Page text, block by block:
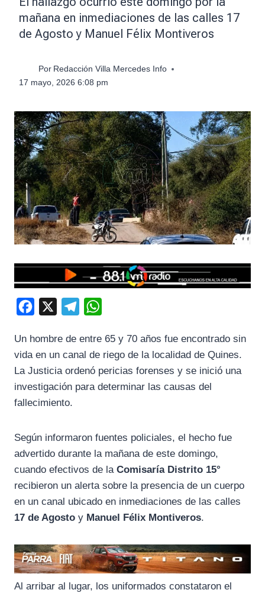
mañana en inmediaciones de las calles 17
de Agosto y Manuel Félix Montiveros
Por Redacción Villa Mercedes Info
17 mayo, 2026 6:08 pm
c
e
b
l
e
g
a
t
s
Un hombre de entre 65 y 70 años fue encontrado sin
vida en un canal de riego de la localidad de Quines.
La Justicia ordenó pericias forenses y se inició una
investigación para determinar las causas del
fallecimiento.
Según informaron fuentes policiales, el hecho fue
advertido durante la mañana de este domingo,
cuando efectivos de la Comisaría Distrito 15°
recibieron un alerta sobre la presencia de un cuerpo
en un canal ubicado en inmediaciones de las calles
17 de Agosto y Manuel Félix Montiveros.
Al arribar al lugar, los uniformados constataron el